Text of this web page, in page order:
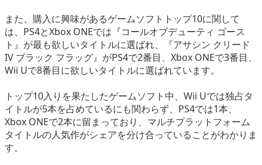
また、購入に興味があるゲームソフトトップ10に関して
は、PS4とXbox ONEでは『コールオブデューティ ゴース
ト』が最も欲しいタイトルに選ばれ、『アサシン クリード
IV ブラック フラッグ』がPS4で2番目、Xbox ONEで3番目、
Wii Uで8番目に欲しいタイトルに選ばれています。
トップ10入りを果たしたゲームソフト中、Wii Uでは独占タ
イトルが5本を占めているにも関わらず、PS4では1本、
Xbox ONEで2本に留まっており、マルチプラットフォーム
タイトルの人気作がシェアを分け合っていることがわかりま
す。